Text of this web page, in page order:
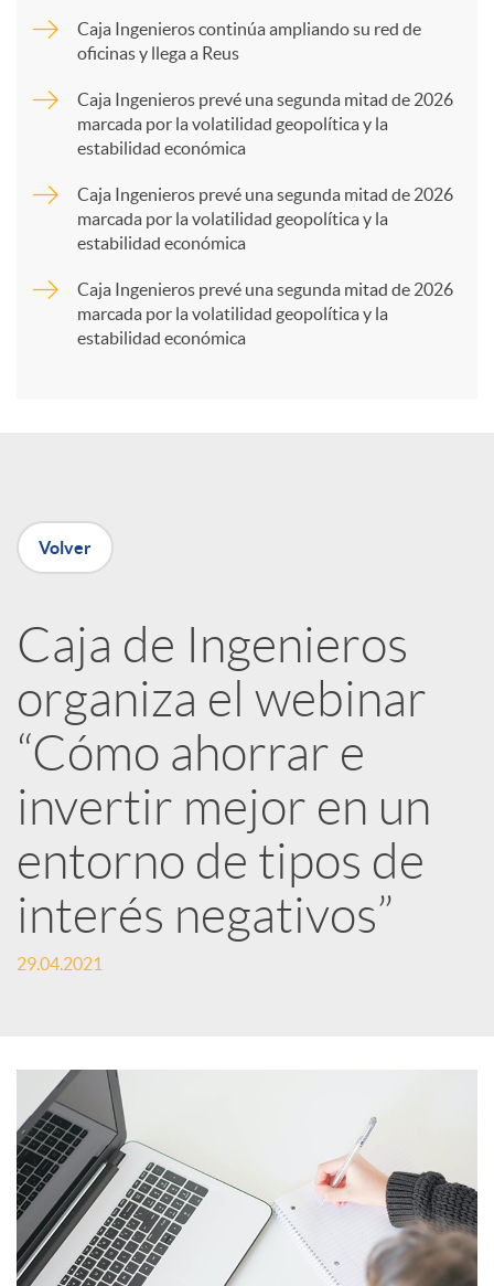
p
a
n
e
d
e
s
S
c
i
a
Caja Ingenieros continúa ampliando su red de
oficinas y llega a Reus
Caja Ingenieros prevé una segunda mitad de 2026
marcada por la volatilidad geopolítica y la
estabilidad económica
Caja Ingenieros prevé una segunda mitad de 2026
marcada por la volatilidad geopolítica y la
estabilidad económica
Caja Ingenieros prevé una segunda mitad de 2026
marcada por la volatilidad geopolítica y la
estabilidad económica
Volver
Caja de Ingenieros
organiza el webinar
“Cómo ahorrar e
invertir mejor en un
entorno de tipos de
interés negativos”
29.04.2021